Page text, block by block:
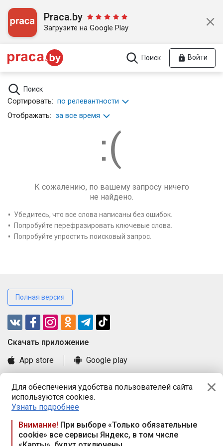
Для обеспечения удобства пользователей сайта
используются cookies.
Узнать подробнее
Внимание! При выборе «Только обязательные
cookie» все сервисы Яндекс, в том числе
Praca.by
Загрузите на Google Play
Поиск Войти
Поиск
Сортировать: по релевантности
Отображать: за все время
К сожалению, по вашему запросу ничего
не найдено.
Убедитесь, что все слова написаны без ошибок.
Попробуйте перефразировать ключевые слова.
Попробуйте упростить поисковый запрос.
Полная версия
Cкачать приложение
App store
Google play
Книга замечаний и предложений
Правила и документы
Praca.by © 2000—2026, ООО «ПРАЦА БАЙ»
Республика Беларусь, 220114, г. Минск, пр-т Независимости
117а, пом. № 9.